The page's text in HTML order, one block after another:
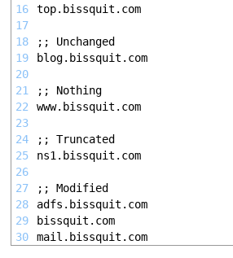
16
17
18
19
20
21
22
23
24
25
26
27
28
29
30
top.bissquit.com
;; Unchanged
blog.bissquit.com
;; Nothing
www.bissquit.com
;; Truncated
ns1.bissquit.com
;; Modified
adfs.bissquit.com
bissquit.com
mail.bissquit.com